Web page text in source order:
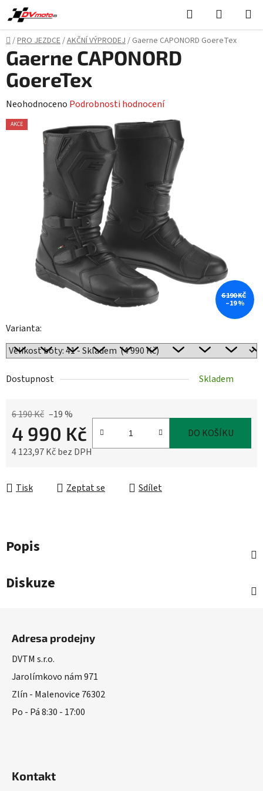
Přejít
na
obsah
Hledat
KOŠÍK
Domů
/PRO JEZDCE/AKČNÍ VÝPRODEJ/ Gaerne CAPONORD GoereTex
Varianta:
Dostupnost Skladem
6 190 Kč –19 %
4 990 Kč
4 123,97 Kč bez DPH
DO KOŠÍKU
Tisk Zeptat se Sdílet
Gaerne CAPONORD
GoereTex
Průměrné
hodnocení
hvězdiček.
Neohodnoceno Podrobnosti hodnocení
AKCE
6 190 KČ
–19 %
Popis
Diskuze
Adresa prodejny
DVTM s.r.o.
Jarolímkovo nám 971
Zlín - Malenovice 76302
Po - Pá 8:30 - 17:00
Kontakt